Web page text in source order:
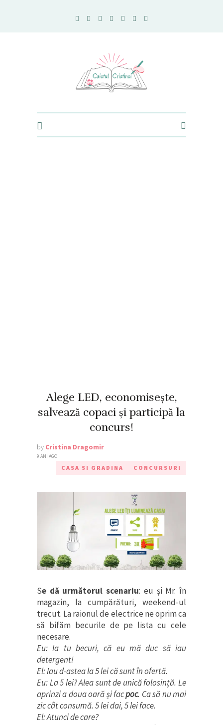
Alege LED, economisește,
salvează copaci și participă la
concurs!
by Cristina Dragomir
9 ANI AGO
CASA SI GRADINA CONCURSURI
Se dă următorul scenariu: eu și Mr. în
magazin, la cumpărături, weekend-ul
trecut. La raionul de electrice ne oprim ca
să bifăm becurile de pe lista cu cele
necesare.
Eu: Ia tu becuri, că eu mă duc să iau
detergent!
El: Iau d-astea la 5 lei că sunt în ofertă.
Eu: La 5 lei? Alea sunt de unică folosință. Le
aprinzi a doua oară și facpoc. Ca să nu mai
zic cât consumă. 5 lei dai, 5 lei face.
El: Atunci de care?